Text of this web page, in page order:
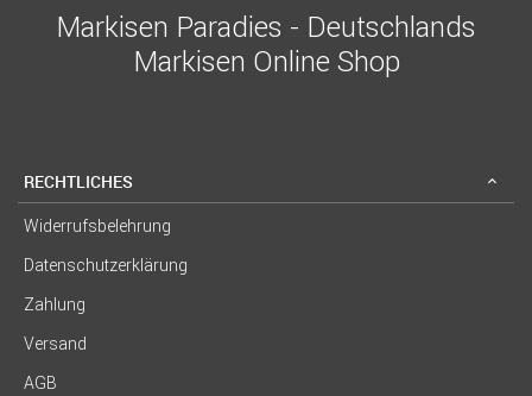
Markisen Paradies - Deutschlands
Markisen Online Shop
RECHTLICHES
Widerrufsbelehrung
Datenschutzerklärung
Zahlung
Versand
AGB